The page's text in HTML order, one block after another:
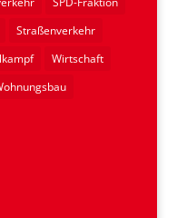
Straßenverkehr
Wirtschaft